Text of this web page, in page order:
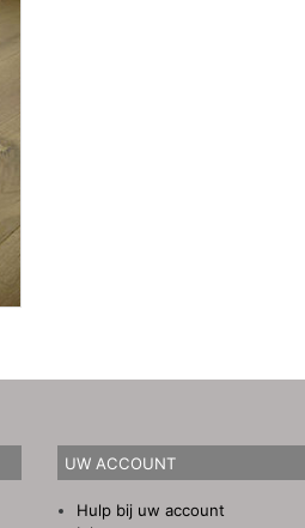
UW ACCOUNT
Hulp bij uw account